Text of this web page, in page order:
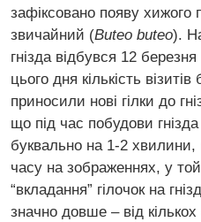
зафіксовано появу
звичайний (Buteo buteo).
гнізда відбувся 12
цього дня кількість
приносили нові гілки до
що під час побудови
буквально на 1-2 хвилини,
часу на зображеннях, у
“вкладання” гілочок на
значно довше – від